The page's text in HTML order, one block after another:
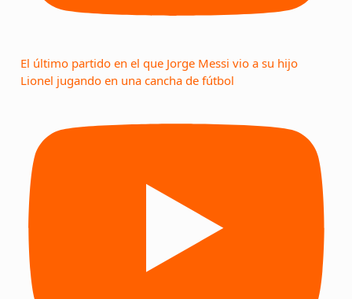
El último partido en el que Jorge Messi vio a su hijo
Lionel jugando en una cancha de fútbol